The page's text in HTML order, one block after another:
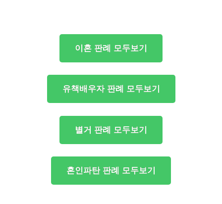
이혼 판례 모두보기
유책배우자 판례 모두보기
별거 판례 모두보기
혼인파탄 판례 모두보기